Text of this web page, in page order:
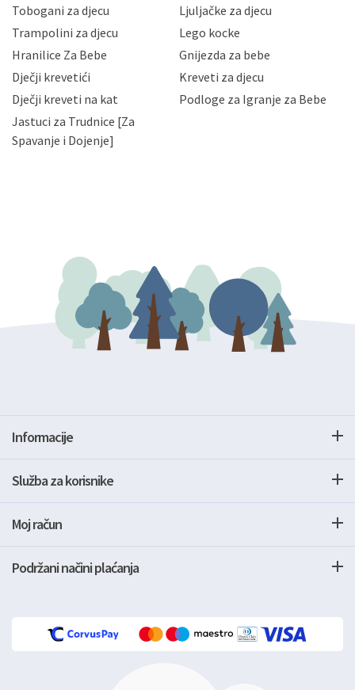
priopćavanje osobnih podataka samo onim svojim
zaposlenicima kojima su isti potrebni radi provedbe
slučajevima koji su dozvoljeni zakonima. Napominjemo
da možete u svako doba, u potpunosti ili djelomice,
zatražiti prestanak aktivnosti obrade Vaših osobnih
podataka. Opoziv privole možete podnijeti poštom na
gore navedenu adresu ili e-mailom na adresu:
Tobogani za djecu
Ljuljačke za djecu
Trampolini za djecu
Lego kocke
Hranilice Za Bebe
Gnijezda za bebe
Dječji krevetići
Kreveti za djecu
Dječji kreveti na kat
Podloge za Igranje za Bebe
Jastuci za Trudnice [Za
Spavanje i Dojenje]
Informacije
Služba za korisnike
Moj račun
Podržani načini plaćanja